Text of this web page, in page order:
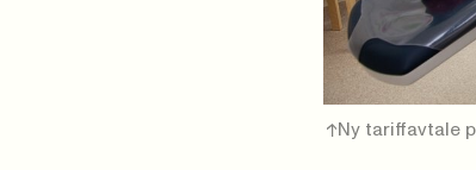
Ny tariffavtale